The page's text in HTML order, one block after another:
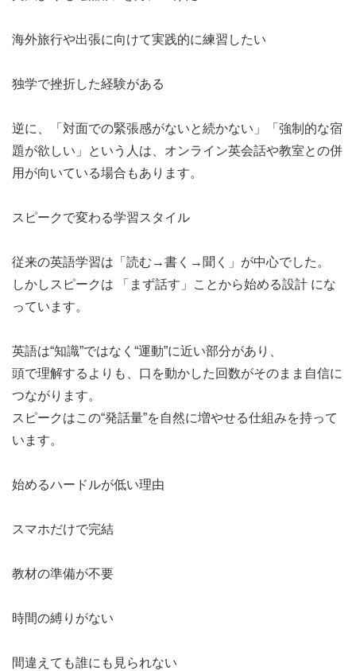
海外旅行や出張に向けて実践的に練習したい
独学で挫折した経験がある
逆に、「対面での緊張感がないと続かない」「強制的な宿
題が欲しい」という人は、オンライン英会話や教室との併
用が向いている場合もあります。
スピークで変わる学習スタイル
従来の英語学習は「読む→書く→聞く」が中心でした。
しかしスピークは 「まず話す」ことから始める設計 にな
っています。
英語は“知識”ではなく“運動”に近い部分があり、
頭で理解するよりも、口を動かした回数がそのまま自信に
つながります。
スピークはこの“発話量”を自然に増やせる仕組みを持って
います。
始めるハードルが低い理由
スマホだけで完結
教材の準備が不要
時間の縛りがない
間違えても誰にも見られない